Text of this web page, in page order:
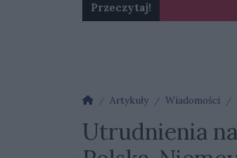
Przeczytaj!
Strona główna
Artykuły Wiadomości
Utrudnienia